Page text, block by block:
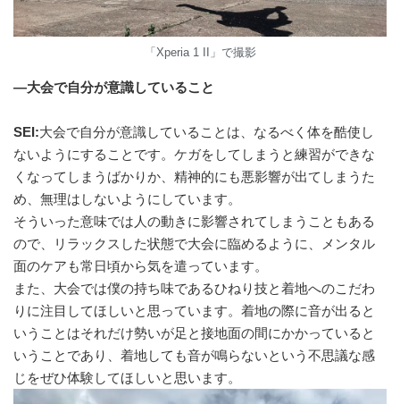
「Xperia 1 II」で撮影
―大会で自分が意識していること
SEI:大会で自分が意識していることは、なるべく体を酷使し
ないようにすることです。ケガをしてしまうと練習ができな
くなってしまうばかりか、精神的にも悪影響が出てしまうた
め、無理はしないようにしています。
そういった意味では人の動きに影響されてしまうこともある
ので、リラックスした状態で大会に臨めるように、メンタル
面のケアも常日頃から気を遣っています。
また、大会では僕の持ち味であるひねり技と着地へのこだわ
りに注目してほしいと思っています。着地の際に音が出ると
いうことはそれだけ勢いが足と接地面の間にかかっていると
いうことであり、着地しても音が鳴らないという不思議な感
じをぜひ体験してほしいと思います。